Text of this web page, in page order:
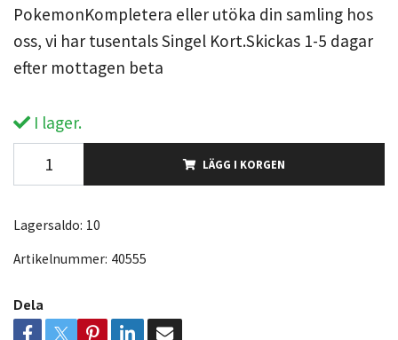
PokemonKompletera eller utöka din samling hos
oss, vi har tusentals Singel Kort.Skickas 1-5 dagar
efter mottagen beta
I lager.
LÄGG I KORGEN
Lagersaldo: 10
Artikelnummer: 40555
Dela